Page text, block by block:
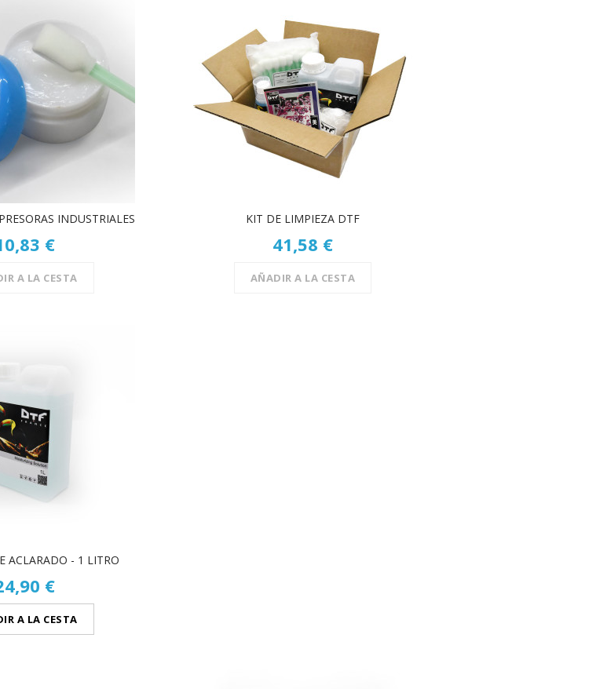
INDUSTRIALES
€
A LA CESTA
KIT DE LIMPIEZA DTF
41,58 €
AÑADIR A LA CESTA
ACLARADO - 1 LITRO
€
A LA CESTA